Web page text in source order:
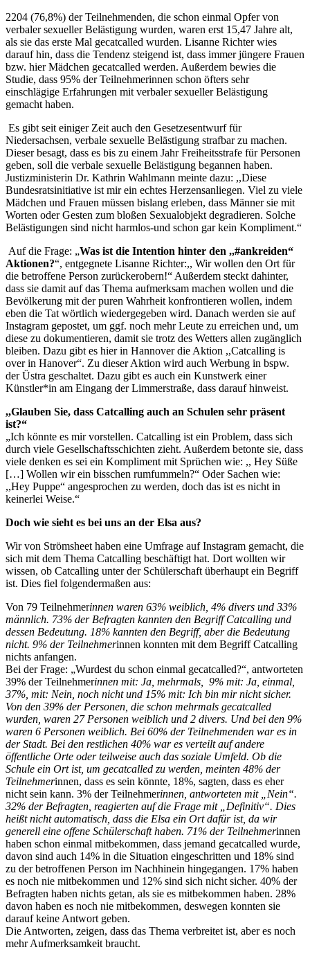
2204 (76,8%) der Teilnehmenden, die schon einmal Opfer von
verbaler sexueller Belästigung wurden, waren erst 15,47 Jahre alt,
als sie das erste Mal gecatcalled wurden. Lisanne Richter wies
darauf hin, dass die Tendenz steigend ist, dass immer jüngere Frauen
bzw. hier Mädchen gecatcalled werden. Außerdem bewies die
Studie, dass 95% der Teilnehmerinnen schon öfters sehr
einschlägige Erfahrungen mit verbaler sexueller Belästigung
gemacht haben.
Es gibt seit einiger Zeit auch den Gesetzesentwurf für
Niedersachsen, verbale sexuelle Belästigung strafbar zu machen.
Dieser besagt, dass es bis zu einem Jahr Freiheitsstrafe für Personen
geben, soll die verbale sexuelle Belästigung begannen haben.
Justizministerin Dr. Kathrin Wahlmann meinte dazu: ,,Diese
Bundesratsinitiative ist mir ein echtes Herzensanliegen. Viel zu viele
Mädchen und Frauen müssen bislang erleben, dass Männer sie mit
Worten oder Gesten zum bloßen Sexualobjekt degradieren. Solche
Belästigungen sind nicht harmlos-und schon gar kein Kompliment.“
Auf die Frage: „Was ist die Intention hinter den ,,#ankreiden“
Aktionen?“, entgegnete Lisanne Richter:,, Wir wollen den Ort für
die betroffene Person zurückerobern!“ Außerdem steckt dahinter,
dass sie damit auf das Thema aufmerksam machen wollen und die
Bevölkerung mit der puren Wahrheit konfrontieren wollen, indem
eben die Tat wörtlich wiedergegeben wird. Danach werden sie auf
Instagram gepostet, um ggf. noch mehr Leute zu erreichen und, um
diese zu dokumentieren, damit sie trotz des Wetters allen zugänglich
bleiben. Dazu gibt es hier in Hannover die Aktion ,,Catcalling is
over in Hanover“. Zu dieser Aktion wird auch Werbung in bspw.
der Üstra geschaltet. Dazu gibt es auch ein Kunstwerk einer
Künstler*in am Eingang der Limmerstraße, dass darauf hinweist.
,,Glauben Sie, dass Catcalling auch an Schulen sehr präsent
ist?“
„Ich könnte es mir vorstellen. Catcalling ist ein Problem, dass sich
durch viele Gesellschaftsschichten zieht. Außerdem betonte sie, dass
viele denken es sei ein Kompliment mit Sprüchen wie: ,, Hey Süße
[…] Wollen wir ein bisschen rumfummeln?“ Oder Sachen wie:
,,Hey Puppe“ angesprochen zu werden, doch das ist es nicht in
keinerlei Weise.“
Doch wie sieht es bei uns an der Elsa aus?
Wir von Strömsheet haben eine Umfrage auf Instagram gemacht, die
sich mit dem Thema Catcalling beschäftigt hat. Dort wollten wir
wissen, ob Catcalling unter der Schülerschaft überhaupt ein Begriff
ist. Dies fiel folgendermaßen aus:
Von 79 Teilnehmerinnen waren 63% weiblich, 4% divers und 33%
männlich. 73% der Befragten kannten den Begriff Catcalling und
dessen Bedeutung. 18% kannten den Begriff, aber die Bedeutung
nicht. 9% der Teilnehmerinnen konnten mit dem Begriff Catcalling
nichts anfangen.
Bei der Frage: „Wurdest du schon einmal gecatcalled?“, antworteten
39% der Teilnehmerinnen mit: Ja, mehrmals, 9% mit: Ja, einmal,
37%, mit: Nein, noch nicht und 15% mit: Ich bin mir nicht sicher.
Von den 39% der Personen, die schon mehrmals gecatcalled
wurden, waren 27 Personen weiblich und 2 divers. Und bei den 9%
waren 6 Personen weiblich. Bei 60% der Teilnehmenden war es in
der Stadt. Bei den restlichen 40% war es verteilt auf andere
öffentliche Orte oder teilweise auch das soziale Umfeld. Ob die
Schule ein Ort ist, um gecatcalled zu werden, meinten 48% der
Teilnehmerinnen, dass es sein könnte, 18%, sagten, dass es eher
nicht sein kann. 3% der Teilnehmerinnen, antworteten mit „Nein“.
32% der Befragten, reagierten auf die Frage mit „Definitiv“. Dies
heißt nicht automatisch, dass die Elsa ein Ort dafür ist, da wir
generell eine offene Schülerschaft haben. 71% der Teilnehmerinnen
haben schon einmal mitbekommen, dass jemand gecatcalled wurde,
davon sind auch 14% in die Situation eingeschritten und 18% sind
zu der betroffenen Person im Nachhinein hingegangen. 17% haben
es noch nie mitbekommen und 12% sind sich nicht sicher. 40% der
Befragten haben nichts getan, als sie es mitbekommen haben. 28%
davon haben es noch nie mitbekommen, deswegen konnten sie
darauf keine Antwort geben.
Die Antworten, zeigen, dass das Thema verbreitet ist, aber es noch
mehr Aufmerksamkeit braucht.